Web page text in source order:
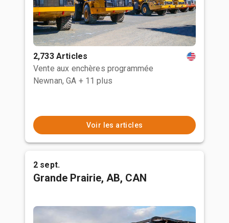
2,733 Articles
Vente aux enchères programmée
Newnan, GA + 11 plus
Voir les articles
2 sept.
Grande Prairie, AB, CAN